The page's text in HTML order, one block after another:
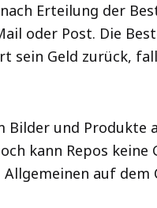
Erteilung der
oder Post. Die
sein Geld zurück,
Bilder und
kann Repos
auf